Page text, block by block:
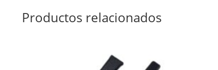
Productos relacionados